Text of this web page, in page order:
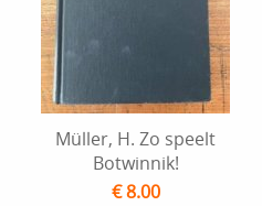
Müller, H. Zo speelt
Botwinnik!
€ 8.00